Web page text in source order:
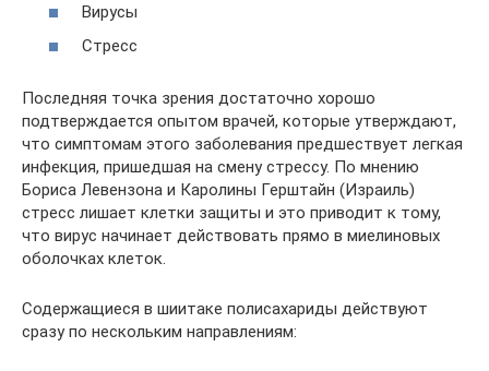
Вирусы
Стресс
Последняя точка зрения достаточно хорошо
подтверждается опытом врачей, которые утверждают,
что симптомам этого заболевания предшествует легкая
инфекция, пришедшая на смену стрессу. По мнению
Бориса Левензона и Каролины Герштайн (Израиль)
стресс лишает клетки защиты и это приводит к тому,
что вирус начинает действовать прямо в миелиновых
оболочках клеток.
Содержащиеся в шиитаке полисахариды действуют
сразу по нескольким направлениям: